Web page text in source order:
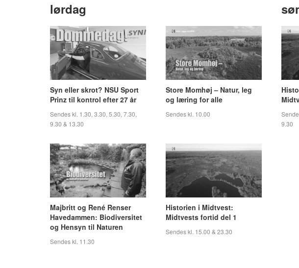
lørdag
Syn eller skrot? NSU Sport
Prinz til kontrol efter 27 år
Sendes kl. 1.30, 3.30, 5.30, 7.30,
9.30 & 13.30
Store Momhøj – Natur, leg
og læring for alle
Sendes kl. 10.00
Majbritt og René Renser
Havedammen: Biodiversitet
og Hensyn til Naturen
Sendes kl. 11.30
Historien i Midtvest:
Midtvests fortid del 1
Sendes kl. 15.00 & 23.30
9.30